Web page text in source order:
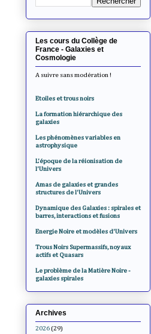
Les cours du Collège de
France - Galaxies et
Cosmologie
A suivre sans modération !
Etoiles et trous noirs
La formation hiérarchique des
galaxies
Les phénomènes variables en
astrophysique
L'époque de la réionisation de
l'Univers
Amas de galaxies et grandes
structures de l'Univers
Dynamique des Galaxies : spirales et
barres, interactions et fusions
Energie Noire et modèles d'Univers
Trous Noirs Supermassifs, noyaux
actifs et Quasars
Le problème de la Matière Noire -
galaxies spirales
Archives
2026 (29)